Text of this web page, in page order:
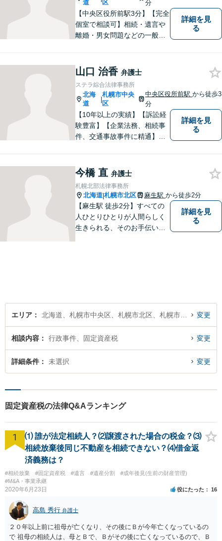
道 区 分
【中央区役所前駅3分】【完全
個室で相談可】相続・遺言や
離婚・男女問題などの一般民
ります。法律問題は、時間が
経過するほど解決が難しくな
ります。お早めにご相談くだ
さい。
詳細を見
る
山口 治香 弁護士
ステラ綜合法律事務所
北海
道
|
札幌市中央
区
中央区役所前駅から徒歩3
分
【10年以上の実績】【訴訟経
験豊富】【企業法務、相続事
件、交通事故事件に精通】徹
ンで、クライアントに寄り添
い、最善の解決策をご提案し
ます。【講演セミナー多数】
【西11丁目駅5分】【初回面
談無料】
詳細を見
る
今橋 直 弁護士
札幌北部法律事務所
北海道|札幌市北区 麻生駅 から徒歩2分
【麻生駅 徒歩2分】すべての
人ひとりひとりが人間らしく
生きられる、そのお手伝いを
詳細を見
る
エリア 変更
相談内容 行政事件、固定資産税 変更
詳細条件 未選択 変更
固定資産税の法律Q&Aランキング
1
⑴ 誰が法定相続人？⑵譲渡された場合の税金？⑶
相続放棄後同じ不動産を相続できない？⑷借金返
済義務は？
#相続放棄 #固定資産税 #遺言 #遺産分割
#成年後見(生前の財産管理)
#M&A・事業承継
2020年6月23日 役にたった 16
高島 秀行 弁護士
２０年以上前に祖母が亡くなり、その後にＢが今年亡くなっているの
で 祖母の相続人は、母とＢで、Ｂがその後に亡くなっているので、Ｂ